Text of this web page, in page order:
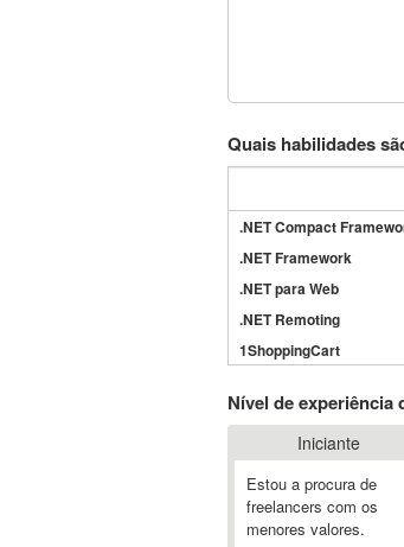
Quais habilidades
.NET Compact
.NET Framework
.NET para Web
.NET Remoting
1ShoppingCart
3GSM
4D Dimension
802.11
A&P
A-GPS
Nível de experiência
Iniciante
Estou a procura de
freelancers com os
menores valores.